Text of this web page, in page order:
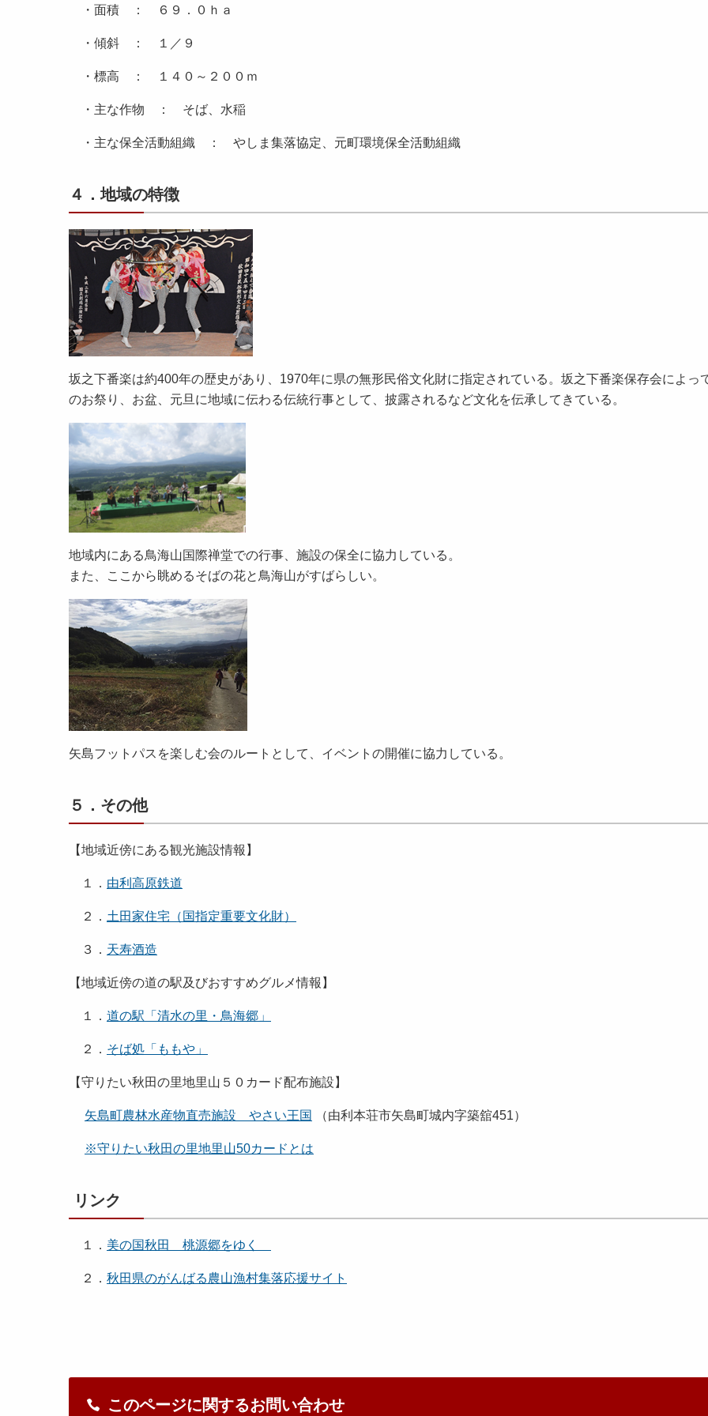
・面積 ： ６９．０ｈａ
・傾斜 ： １／９
・標高 ： １４０～２００ｍ
・主な作物 ： そば、水稲
・主な保全活動組織 ： やしま集落協定、元町環境保全活動組織
４．地域の特徴
坂之下番楽は約400年の歴史があり、1970年に県の無形民俗文化財に指定されている。坂之下番楽保存会によっ
のお祭り、お盆、元旦に地域に伝わる伝統行事として、披露されるなど文化を伝承してきている。
地域内にある鳥海山国際禅堂での行事、施設の保全に協力している。
また、ここから眺めるそばの花と鳥海山がすばらしい。
矢島フットパスを楽しむ会のルートとして、イベントの開催に協力している。
５．その他
【地域近傍にある観光施設情報】
１． 由利高原鉄道
２． 土田家住宅 （国指定重要文化財）
３． 天寿酒造
【地域近傍の道の駅及びおすすめグルメ情報】
１． 道の駅「清水の里・鳥海郷」
２． そば処「ももや」
【守りたい秋田の里地里山５０カード配布施設】
矢島町農林水産物直売施設 やさい王国 （由利本荘市矢島町城内字築舘451）
※守りたい秋田の里地里山50カードとは
リンク
１． 美の国秋田 桃源郷をゆく
２． 秋田県のがんばる農山漁村集落応援サイト
このページに関するお問い合わせ